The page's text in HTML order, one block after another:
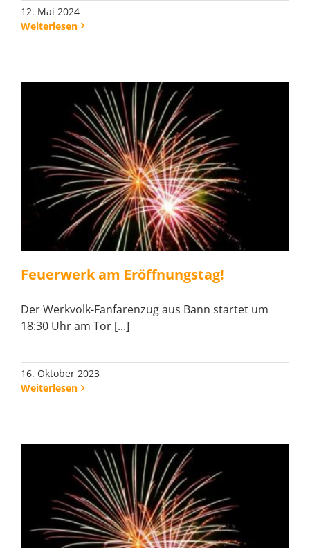
12. Mai 2024
Weiterlesen
Feuerwerk am Eröffnungstag!
Der Werkvolk-Fanfarenzug aus Bann startet um
18:30 Uhr am Tor [...]
16. Oktober 2023
Weiterlesen